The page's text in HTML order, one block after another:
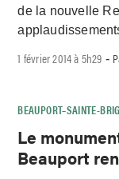
de la nouvelle
1 février 2014 à 5h29 -
BEAUPORT–SAINTE-
Le
Beauport